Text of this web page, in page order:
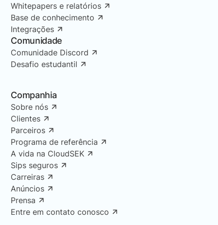
Whitepapers e relatórios
Base de conhecimento
Integrações
Comunidade
Comunidade Discord
Desafio estudantil
Companhia
Sobre nós
Clientes
Parceiros
Programa de referência
A vida na CloudSEK
Sips seguros
Carreiras
Anúncios
Prensa
Entre em contato conosco